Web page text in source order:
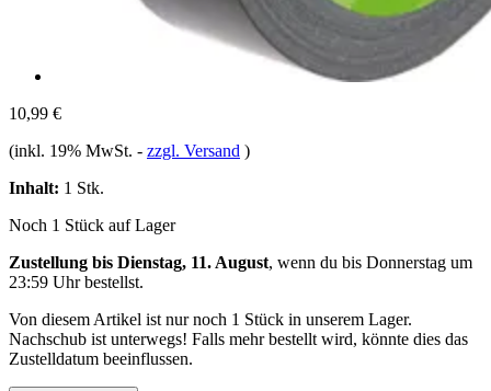
10,99 €
(inkl. 19% MwSt. - zzgl. Versand )
Inhalt: 1 Stk.
Noch 1 Stück auf Lager
Zustellung bis Dienstag, 11. August, wenn du bis Donnerstag um
23:59 Uhrbestellst.
Von diesem Artikel ist nur noch 1 Stück in unserem Lager.
Nachschub ist unterwegs! Falls mehr bestellt wird, könnte dies das
Zustelldatum beeinflussen.